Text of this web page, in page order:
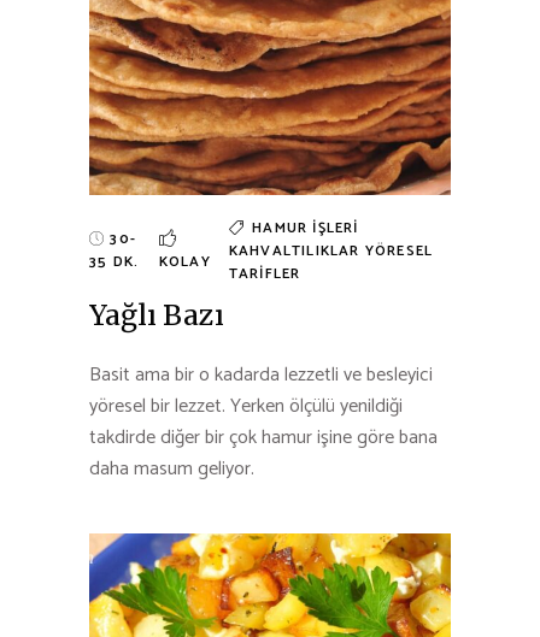
30-
35 DK.
KOLAY
HAMUR İŞLERI
KAHVALTILIKLAR YÖRESEL
TARIFLER
Yağlı Bazı
Basit ama bir o kadarda lezzetli ve besleyici
yöresel bir lezzet. Yerken ölçülü yenildiği
takdirde diğer bir çok hamur işine göre bana
daha masum geliyor.